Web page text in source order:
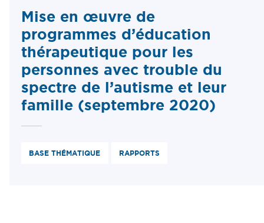
Mise en œuvre de
programmes d’éducation
thérapeutique pour les
personnes avec trouble du
spectre de l’autisme et leur
famille (septembre 2020)
BASE THÉMATIQUE RAPPORTS